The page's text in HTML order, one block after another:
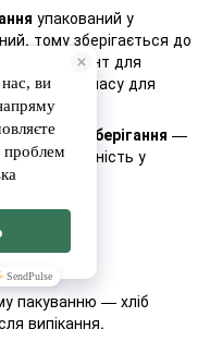
упакований у
тому зберігається до
варіант для
або запасу для
терміну зберігання —
і зручність у
без
пакуванню — хліб
випікання.